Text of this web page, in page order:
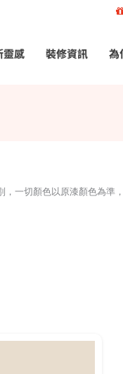
靈感 裝修資訊 為
一切顏色以原漆顏色為準，